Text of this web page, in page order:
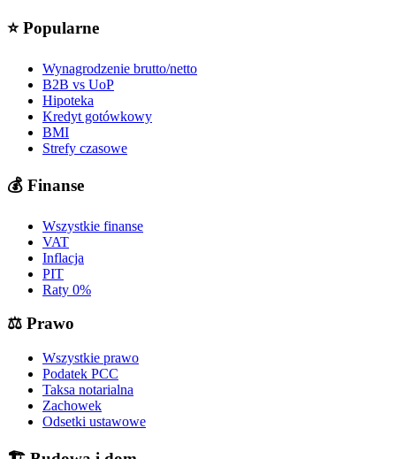
⭐ Popularne
Wynagrodzenie brutto/netto
B2B vs UoP
Hipoteka
Kredyt gotówkowy
BMI
Strefy czasowe
💰 Finanse
Wszystkie finanse
VAT
Inflacja
PIT
Raty 0%
⚖️ Prawo
Wszystkie prawo
Podatek PCC
Taksa notarialna
Zachowek
Odsetki ustawowe